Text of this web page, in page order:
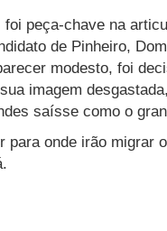
peça-chave na
de Pinheiro,
modesto, foi
imagem
saísse como o
onde irão migrar